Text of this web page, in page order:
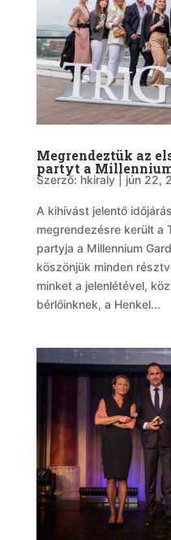
Megrendeztük az
partyt a
Szerző: hkiraly| jún 22,
A kihívást jelentő
megrendezésre került a
partyja a Millennium
köszönjük minden
minket a jelenlétével,
bérlőinknek, a Henkel...